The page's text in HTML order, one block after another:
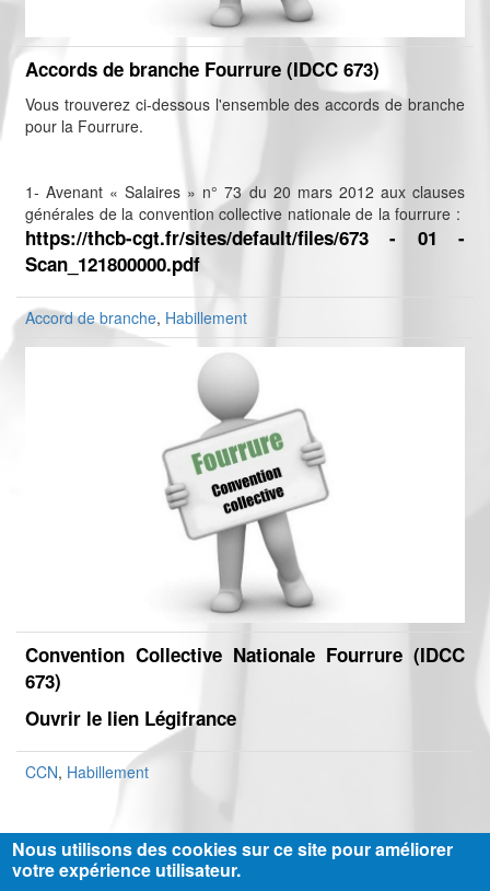
Accords de branche Fourrure (IDCC 673)
Vous trouverez ci-dessous l'ensemble des accords de branche
pour la Fourrure.
1- Avenant « Salaires » n° 73 du 20 mars 2012 aux clauses
générales de la convention collective nationale de la fourrure :
https://thcb-cgt.fr/sites/default/files/673 - 01 -
Scan_121800000.pdf
Accord de branche, Habillement
Convention Collective Nationale Fourrure (IDCC
673)
Ouvrir le lien Légifrance
CCN, Habillement
Nous utilisons des cookies sur ce site pour améliorer
votre expérience utilisateur.